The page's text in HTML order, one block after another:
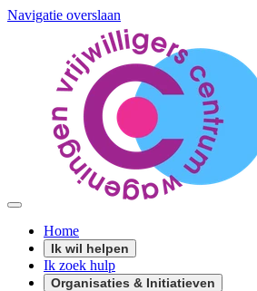
Navigatie overslaan
Home
Ik wil helpen
Ik zoek hulp
Organisaties & Initiatieven